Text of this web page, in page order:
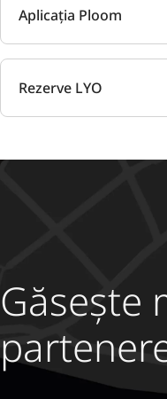
Aplicația Ploom
Rezerve LYO
Găsește